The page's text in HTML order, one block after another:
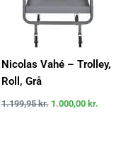
Nicolas Vahé – Trolley,
Roll, Grå
1.199,95kr. 1.000,00 kr.